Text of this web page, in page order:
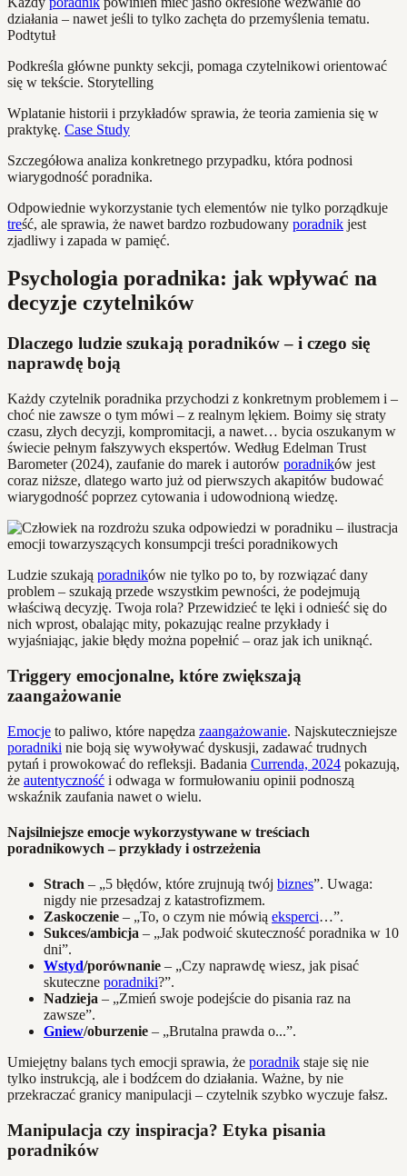
działania – nawet jeśli to tylko zachęta do przemyślenia tematu.
Podtytuł
Podkreśla główne punkty sekcji, pomaga czytelnikowi orientować
się w tekście. Storytelling
Wplatanie historii i przykładów sprawia, że teoria zamienia się w
praktykę. Case Study
Szczegółowa analiza konkretnego przypadku, która podnosi
wiarygodność poradnika.
Odpowiednie wykorzystanie tych elementów nie tylko porządkuje
treść, ale sprawia, że nawet bardzo rozbudowany poradnik jest
zjadliwy i zapada w pamięć.
Psychologia poradnika: jak wpływać na
decyzje czytelników
Dlaczego ludzie szukają poradników – i czego się
naprawdę boją
Każdy czytelnik poradnika przychodzi z konkretnym problemem i –
choć nie zawsze o tym mówi – z realnym lękiem. Boimy się straty
czasu, złych decyzji, kompromitacji, a nawet… bycia oszukanym w
świecie pełnym fałszywych ekspertów. Według Edelman Trust
Barometer (2024), zaufanie do marek i autorów poradników jest
coraz niższe, dlatego warto już od pierwszych akapitów budować
wiarygodność poprzez cytowania i udowodnioną wiedzę.
Ludzie szukają poradników nie tylko po to, by rozwiązać dany
problem – szukają przede wszystkim pewności, że podejmują
właściwą decyzję. Twoja rola? Przewidzieć te lęki i odnieść się do
nich wprost, obalając mity, pokazując realne przykłady i
wyjaśniając, jakie błędy można popełnić – oraz jak ich uniknąć.
Triggery emocjonalne, które zwiększają
zaangażowanie
Emocje to paliwo, które napędza zaangażowanie. Najskuteczniejsze
poradniki nie boją się wywoływać dyskusji, zadawać trudnych
pytań i prowokować do refleksji. Badania Currenda, 2024 pokazują,
że autentyczność i odwaga w formułowaniu opinii podnoszą
wskaźnik zaufania nawet o wielu.
Najsilniejsze emocje wykorzystywane w treściach
poradnikowych – przykłady i ostrzeżenia
Strach – „5 błędów, które zrujnują twój biznes”. Uwaga:
nigdy nie przesadzaj z katastrofizmem.
Zaskoczenie – „To, o czym nie mówią eksperci…”.
Sukces/ambicja – „Jak podwoić skuteczność poradnika w 10
dni”.
Wstyd/porównanie – „Czy naprawdę wiesz, jak pisać
skuteczne poradniki?”.
Nadzieja – „Zmień swoje podejście do pisania raz na
zawsze”.
Gniew/oburzenie – „Brutalna prawda o...”.
Umiejętny balans tych emocji sprawia, że poradnik staje się nie
tylko instrukcją, ale i bodźcem do działania. Ważne, by nie
przekraczać granicy manipulacji – czytelnik szybko wyczuje fałsz.
Manipulacja czy inspiracja? Etyka pisania
poradników